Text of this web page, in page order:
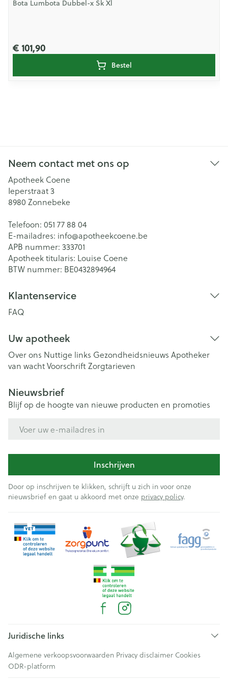
Bota Lumbota Dubbel-x Sk Xl
€ 101,90
Bestel
Neem contact met ons op
Apotheek Coene
Ieperstraat 3
8980 Zonnebeke
Telefoon: 051 77 88 04
E-mailadres: info@apotheekcoene.be
APB nummer: 333701
Apotheek titularis: Louise Coene
BTW nummer: BE0432894964
Klantenservice
FAQ
Uw apotheek
Over ons Nuttige links Gezondheidsnieuws Apotheker
van wachtVoorschriftZorgtarieven
Nieuwsbrief
Blijf op de hoogte van nieuwe producten en promoties
Inschrijven
Door op inschrijven te klikken, schrijft u zich in voor onze
nieuwsbrief en gaat u akkoord met onze privacy policy.
Juridische links
Algemene verkoopsvoorwaarden Privacy disclaimer Cookies
ODR-platform